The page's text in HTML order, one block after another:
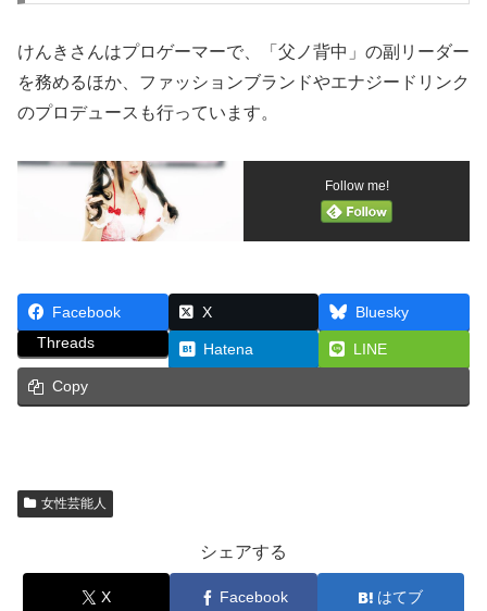
けんきさんはプロゲーマーで、「父ノ背中」の副リーダー
を務めるほか、ファッションブランドやエナジードリンク
のプロデュースも行っています。
Follow me!
Facebook X
Bluesky
Threads
Hatena LINE
Copy
女性芸能人
シェアする
X Facebook はてブ